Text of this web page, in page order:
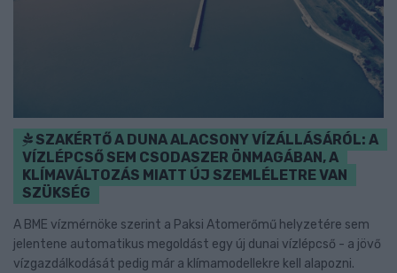
SZAKÉRTŐ A DUNA ALACSONY VÍZÁLLÁSÁRÓL: A
VÍZLÉPCSŐ SEM CSODASZER ÖNMAGÁBAN, A
KLÍMAVÁLTOZÁS MIATT ÚJ SZEMLÉLETRE VAN
SZÜKSÉG
A BME vízmérnöke szerint a Paksi Atomerőmű helyzetére sem
jelentene automatikus megoldást egy új dunai vízlépcső - a jövő
vízgazdálkodását pedig már a klímamodellekre kell alapozni.